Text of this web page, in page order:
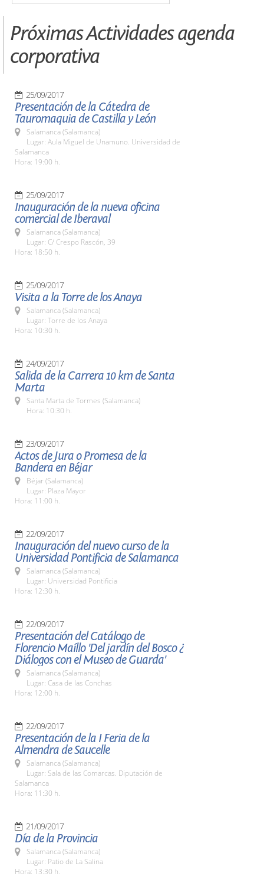
Próximas Actividades agenda
corporativa
25/09/2017
Presentación de la Cátedra de
Tauromaquia de Castilla y León
Salamanca (Salamanca)
Lugar: Aula Miguel de Unamuno. Universidad de
Salamanca
Hora: 19:00 h.
25/09/2017
Inauguración de la nueva oficina
comercial de Iberaval
Salamanca (Salamanca)
Lugar: C/ Crespo Rascón, 39
Hora: 18:50 h.
25/09/2017
Visita a la Torre de los Anaya
Salamanca (Salamanca)
Lugar: Torre de los Anaya
Hora: 10:30 h.
24/09/2017
Salida de la Carrera 10 km de Santa
Marta
Santa Marta de Tormes (Salamanca)
Hora: 10:30 h.
23/09/2017
Actos de Jura o Promesa de la
Bandera en Béjar
Béjar (Salamanca)
Lugar: Plaza Mayor
Hora: 11:00 h.
22/09/2017
Inauguración del nuevo curso de la
Universidad Pontificia de Salamanca
Salamanca (Salamanca)
Lugar: Universidad Pontificia
Hora: 12:30 h.
22/09/2017
Presentación del Catálogo de
Florencio Maíllo 'Del jardín del Bosco ¿
Diálogos con el Museo de Guarda'
Salamanca (Salamanca)
Lugar: Casa de las Conchas
Hora: 12:00 h.
22/09/2017
Presentación de la I Feria de la
Almendra de Saucelle
Salamanca (Salamanca)
Lugar: Sala de las Comarcas. Diputación de
Salamanca
Hora: 11:30 h.
21/09/2017
Día de la Provincia
Salamanca (Salamanca)
Lugar: Patio de La Salina
Hora: 13:30 h.